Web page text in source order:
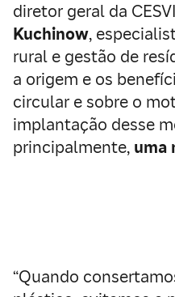
diretor geral da
Kuchinow,
rural e gestão de
a origem e os
circular e sobre o
implantação desse
principalmente, uma
“Quando